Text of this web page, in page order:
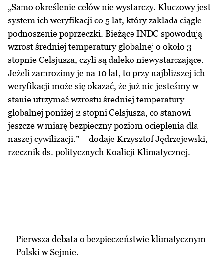
„Samo określenie celów nie wystarczy. Kluczowy jest
system ich weryfikacji co 5 lat, który zakłada ciągłe
podnoszenie poprzeczki. Bieżące INDC spowodują
wzrost średniej temperatury globalnej o około 3
stopnie Celsjusza, czyli są daleko niewystarczające.
Jeżeli zamrozimy je na 10 lat, to przy najbliższej ich
weryfikacji może się okazać, że już nie jesteśmy w
stanie utrzymać wzrostu średniej temperatury
globalnej poniżej 2 stopni Celsjusza, co stanowi
jeszcze w miarę bezpieczny poziom ocieplenia dla
naszej cywilizacji.” – dodaje Krzysztof Jędrzejewski,
rzecznik ds. politycznych Koalicji Klimatycznej.
Pierwsza debata o bezpieczeństwie klimatycznym
Polski w Sejmie.